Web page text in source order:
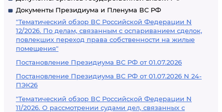
Документы Президиума и Пленума ВС РФ
"Тематический обзор ВС Российской Федерации N
12/2026. По делам, связанным с оспариванием сделок,
повлекших переход права собственности на жилые
помещения"
Постановление Президиума ВС РФ от 01.07.2026
Постановление Президиума ВС РФ от 01.07.2026 N 24-
ПЭК26
"Тематический обзор ВС Российской Федерации N
11/2026. О рассмотрении судами дел, связанных с